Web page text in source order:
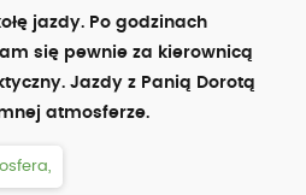
jazdy. Po godzinach
się pewnie za kierownicą
Jazdy z Panią Dorotą
atmosferze.